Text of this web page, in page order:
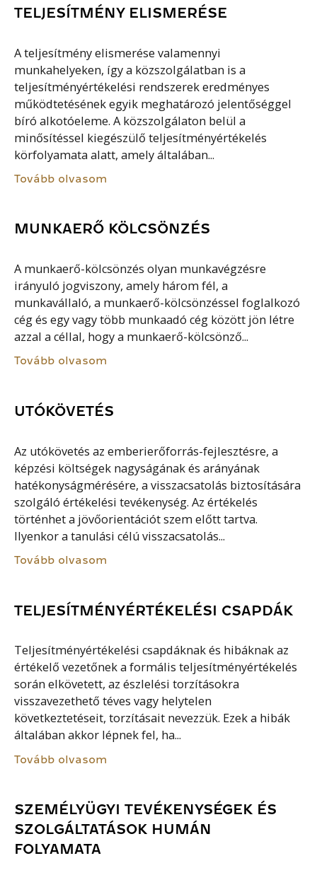
TELJESÍTMÉNY ELISMERÉSE
A teljesítmény elismerése valamennyi
munkahelyeken, így a közszolgálatban is a
teljesítményértékelési rendszerek eredményes
működtetésének egyik meghatározó jelentőséggel
bíró alkotóeleme. A közszolgálaton belül a
minősítéssel kiegészülő teljesítményértékelés
körfolyamata alatt, amely általában...
Tovább olvasom
MUNKAERŐ KÖLCSÖNZÉS
A munkaerő-kölcsönzés olyan munkavégzésre
irányuló jogviszony, amely három fél, a
munkavállaló, a munkaerő-kölcsönzéssel foglalkozó
cég és egy vagy több munkaadó cég között jön létre
azzal a céllal, hogy a munkaerő-kölcsönző...
Tovább olvasom
UTÓKÖVETÉS
Az utókövetés az emberierőforrás-fejlesztésre, a
képzési költségek nagyságának és arányának
hatékonyságmérésére, a visszacsatolás biztosítására
szolgáló értékelési tevékenység. Az értékelés
történhet a jövőorientációt szem előtt tartva.
Ilyenkor a tanulási célú visszacsatolás...
Tovább olvasom
TELJESÍTMÉNYÉRTÉKELÉSI CSAPDÁK
Teljesítményértékelési csapdáknak és hibáknak az
értékelő vezetőnek a formális teljesítményértékelés
során elkövetett, az észlelési torzításokra
visszavezethető téves vagy helytelen
következtetéseit, torzításait nevezzük. Ezek a hibák
általában akkor lépnek fel, ha...
Tovább olvasom
SZEMÉLYÜGYI TEVÉKENYSÉGEK ÉS
SZOLGÁLTATÁSOK HUMÁN
FOLYAMATA